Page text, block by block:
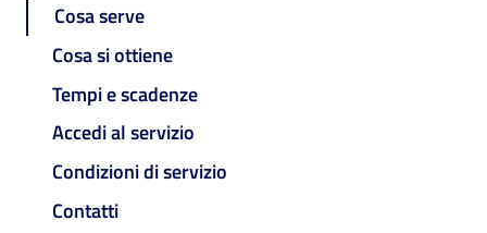
Cosa serve
Cosa si ottiene
Tempi e scadenze
Accedi al servizio
Condizioni di servizio
Contatti